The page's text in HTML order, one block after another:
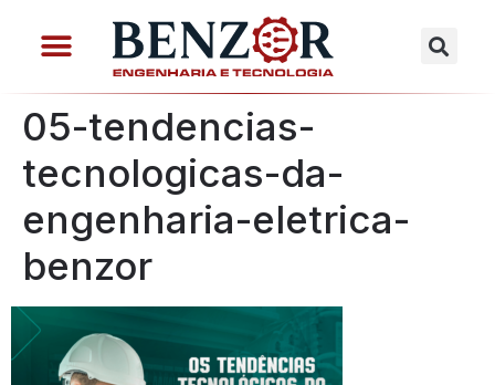
05-tendencias-
tecnologicas-da-
engenharia-eletrica-
benzor